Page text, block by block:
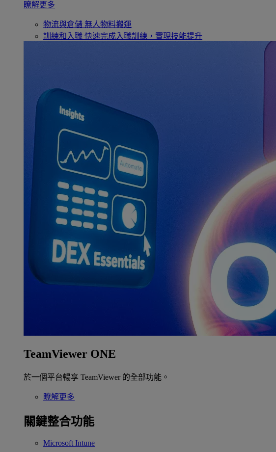
瞭解更多
物流與倉儲 無人物料搬運
訓練和入職 快速完成入職訓練，實現技能提升
TeamViewer ONE
於一個平台暢享 TeamViewer 的全部功能。
瞭解更多
關鍵整合功能
Microsoft Intune